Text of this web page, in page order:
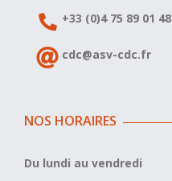
+33 (0)4 75 89 01 48
cdc@asv-cdc.fr
NOS HORAIRES
Du lundi au vendredi